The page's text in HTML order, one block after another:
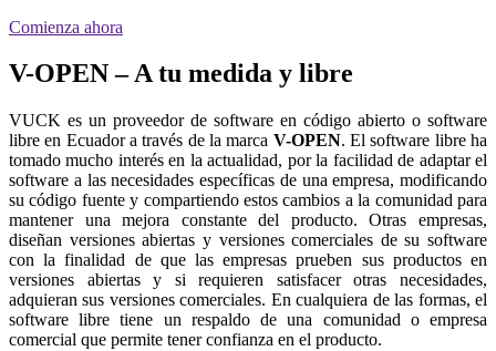
Comienza ahora
V-OPEN – A tu medida y libre
VUCK es un proveedor de software en código abierto o software
libre en Ecuador a través de la marca V-OPEN. El software libre ha
tomado mucho interés en la actualidad, por la facilidad de adaptar el
software a las necesidades específicas de una empresa, modificando
su código fuente y compartiendo estos cambios a la comunidad para
mantener una mejora constante del producto. Otras empresas,
diseñan versiones abiertas y versiones comerciales de su software
con la finalidad de que las empresas prueben sus productos en
versiones abiertas y si requieren satisfacer otras necesidades,
adquieran sus versiones comerciales. En cualquiera de las formas, el
software libre tiene un respaldo de una comunidad o empresa
comercial que permite tener confianza en el producto.